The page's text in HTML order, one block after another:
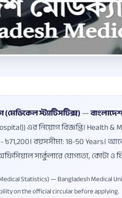
স্ট্যাটিসটিক্স)—
এর নিয়োগ বিজ্ঞপ্তি। Health &
৳71,200। বয়সসীমা: 18-50 Years।
সার্কুলারে যোগ্যতা, কোটা ও
Statistics) — Bangladesh Medical
on the official circular before applying.